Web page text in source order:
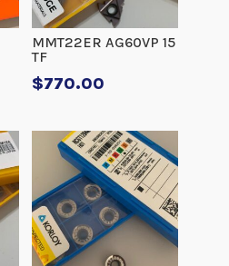
MMT22ER AG60VP 15
TF
$770.00